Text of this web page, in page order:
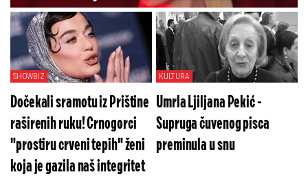
Pogledajte koliko je jezivo (VIDEO)
SHOWBIZ
Dočekali sramotu iz Prištine
raširenih ruku! Crnogorci
"prostiru crveni tepih" ženi
koja je gazila naš integritet
KULTURA
Umrla Ljiljana Pekić -
Supruga čuvenog pisca
preminula u snu